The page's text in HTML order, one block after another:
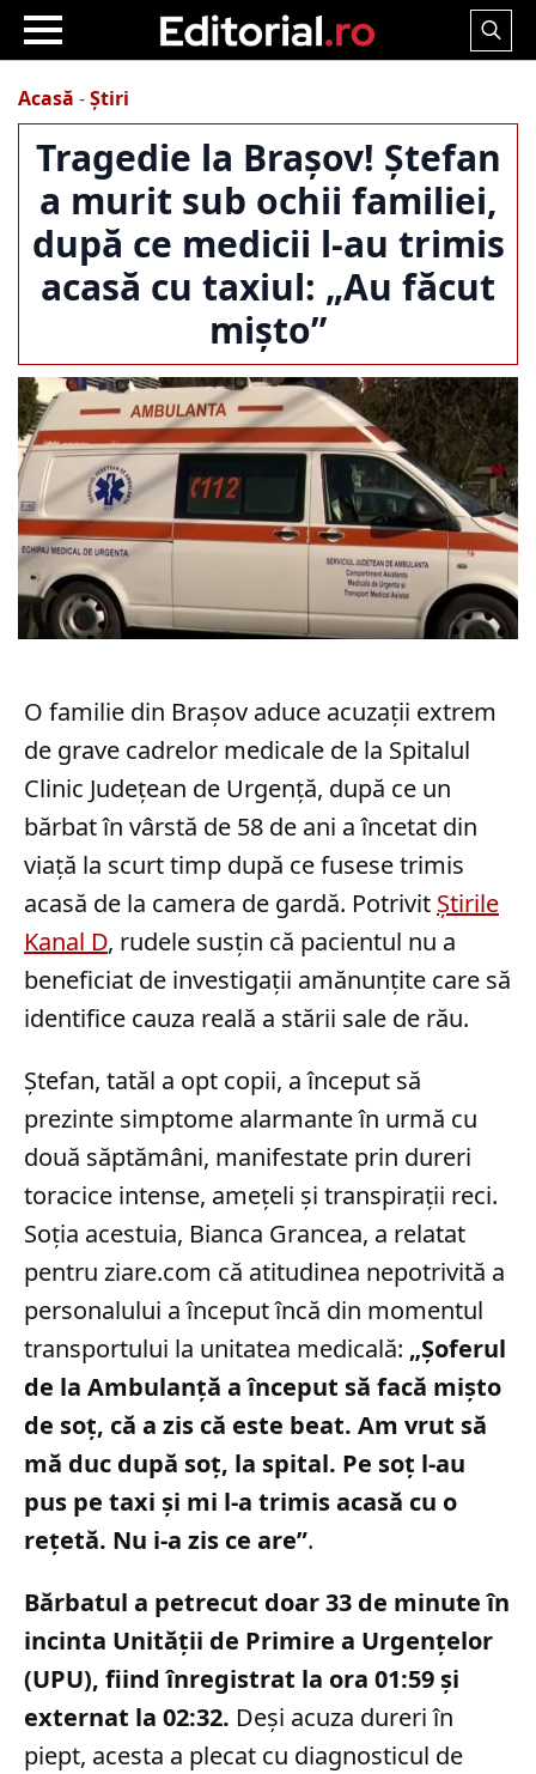
Search
Acasă -Știri
Tragedie la Brașov! Ștefan
a murit sub ochii familiei,
după ce medicii l-au trimis
acasă cu taxiul: „Au făcut
mișto”
O familie din Brașov aduce acuzații extrem
de grave cadrelor medicale de la Spitalul
Clinic Județean de Urgență, după ce un
bărbat în vârstă de 58 de ani a încetat din
viață la scurt timp după ce fusese trimis
acasă de la camera de gardă. Potrivit Știrile
Kanal D, rudele susțin că pacientul nu a
beneficiat de investigații amănunțite care să
identifice cauza reală a stării sale de rău.
Ștefan, tatăl a opt copii, a început să
prezinte simptome alarmante în urmă cu
două săptămâni, manifestate prin dureri
toracice intense, amețeli și transpirații reci.
Soția acestuia, Bianca Grancea, a relatat
pentru ziare.com că atitudinea nepotrivită a
personalului a început încă din momentul
transportului la unitatea medicală: „Şoferul
de la Ambulanţă a început să facă mişto
de soţ, că a zis că este beat. Am vrut să
mă duc după soţ, la spital. Pe soţ l-au
pus pe taxi şi mi l-a trimis acasă cu o
reţetă. Nu i-a zis ce are”.
Bărbatul a petrecut doar 33 de minute în
incinta Unității de Primire a Urgențelor
(UPU), fiind înregistrat la ora 01:59 și
externat la 02:32. Deși acuza dureri în
piept, acesta a plecat cu diagnosticul de